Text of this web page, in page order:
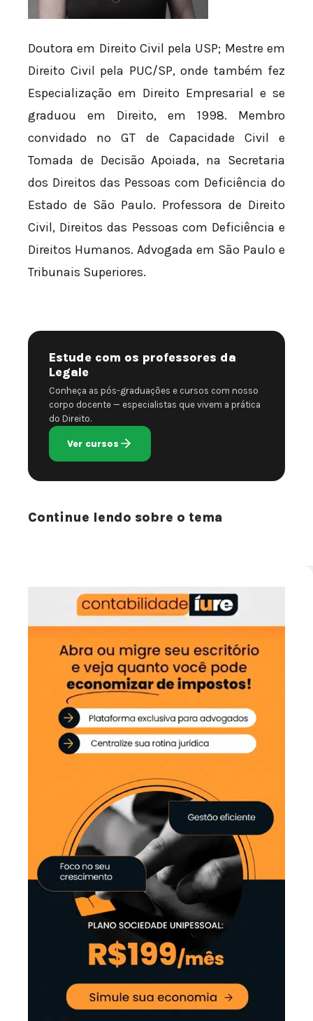
Doutora em Direito Civil pela USP; Mestre em
Direito Civil pela PUC/SP, onde também fez
Especialização em Direito Empresarial e se
graduou em Direito, em 1998. Membro
convidado no GT de Capacidade Civil e
Tomada de Decisão Apoiada, na Secretaria
dos Direitos das Pessoas com Deficiência do
Estado de São Paulo. Professora de Direito
Civil, Direitos das Pessoas com Deficiência e
Direitos Humanos. Advogada em São Paulo e
Tribunais Superiores.
Estude com os professores da
Legale
Conheça as pós-graduações e cursos com nosso
corpo docente — especialistas que vivem a prática
do Direito.
Ver cursos
Continue lendo sobre o tema